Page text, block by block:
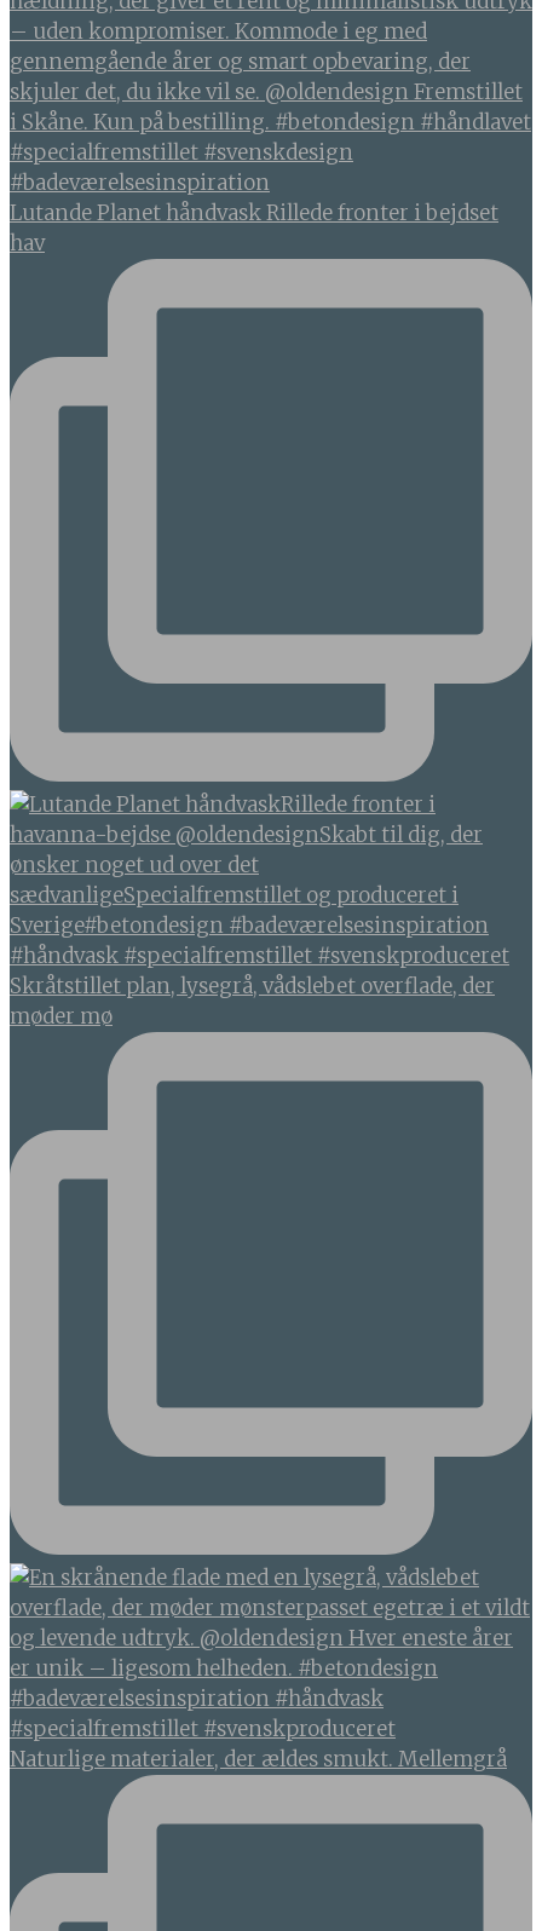
Lutande Planet håndvask Rillede fronter i bejdset
hav
Skråtstillet plan, lysegrå, vådslebet overflade, der
møder mø
Naturlige materialer, der ældes smukt. Mellemgrå